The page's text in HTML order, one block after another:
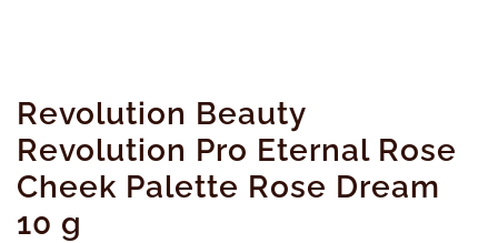
Revolution Beauty
Revolution Pro Eternal Rose
Cheek Palette Rose Dream
10 g